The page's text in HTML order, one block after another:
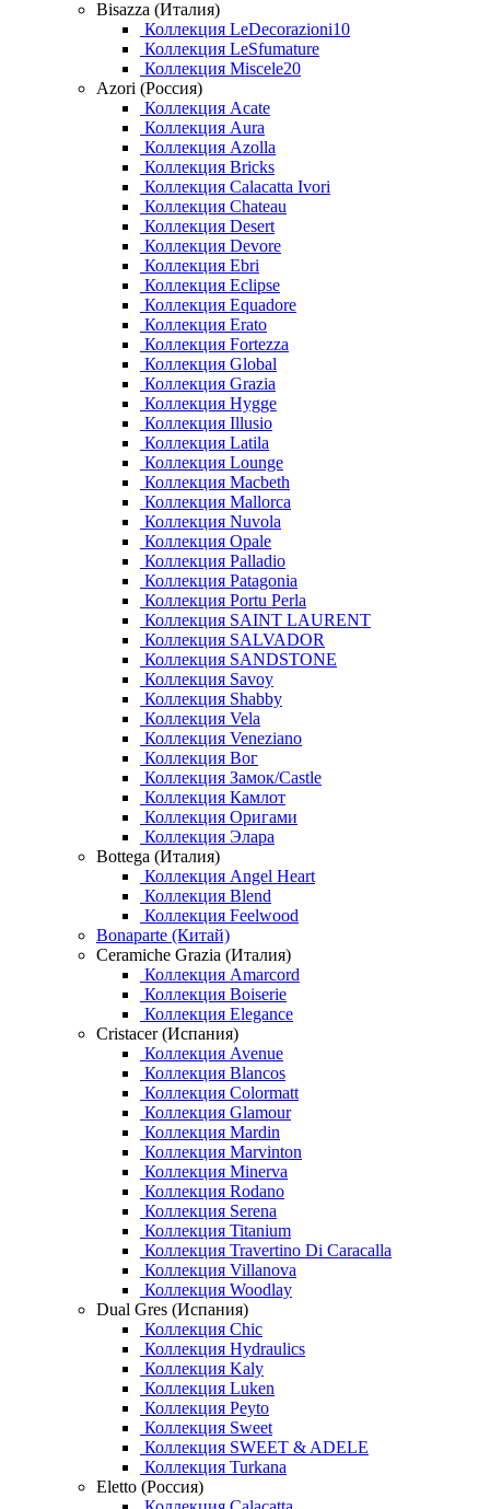
Bisazza (Италия)
Коллекция LeDecorazioni10
Коллекция LeSfumature
Коллекция Miscele20
Azori (Россия)
Коллекция Acate
Коллекция Aura
Коллекция Azolla
Коллекция Bricks
Коллекция Calacatta Ivori
Коллекция Chateau
Коллекция Desert
Коллекция Devore
Коллекция Ebri
Коллекция Eclipse
Коллекция Equadore
Коллекция Erato
Коллекция Fortezza
Коллекция Global
Коллекция Grazia
Коллекция Hygge
Коллекция Illusio
Коллекция Latila
Коллекция Lounge
Коллекция Macbeth
Коллекция Mallorca
Коллекция Nuvola
Коллекция Opale
Коллекция Palladio
Коллекция Patagonia
Коллекция Portu Perla
Коллекция SAINT LAURENT
Коллекция SALVADOR
Коллекция SANDSTONE
Коллекция Savoy
Коллекция Shabby
Коллекция Vela
Коллекция Veneziano
Коллекция Вог
Коллекция Замок/Castle
Коллекция Камлот
Коллекция Оригами
Коллекция Элара
Bottega (Италия)
Коллекция Angel Heart
Коллекция Blend
Коллекция Feelwood
Bonaparte (Китай)
Ceramiche Grazia (Италия)
Коллекция Amarcord
Коллекция Boiserie
Коллекция Elegance
Cristacer (Испания)
Коллекция Avenue
Коллекция Blancos
Коллекция Colormatt
Коллекция Glamour
Коллекция Mardin
Коллекция Marvinton
Коллекция Minerva
Коллекция Rodano
Коллекция Serena
Коллекция Titanium
Коллекция Travertino Di Caracalla
Коллекция Villanova
Коллекция Woodlay
Dual Gres (Испания)
Коллекция Chic
Коллекция Hydraulics
Коллекция Kaly
Коллекция Luken
Коллекция Peyto
Коллекция Sweet
Коллекция SWEET & ADELE
Коллекция Turkana
Eletto (Россия)